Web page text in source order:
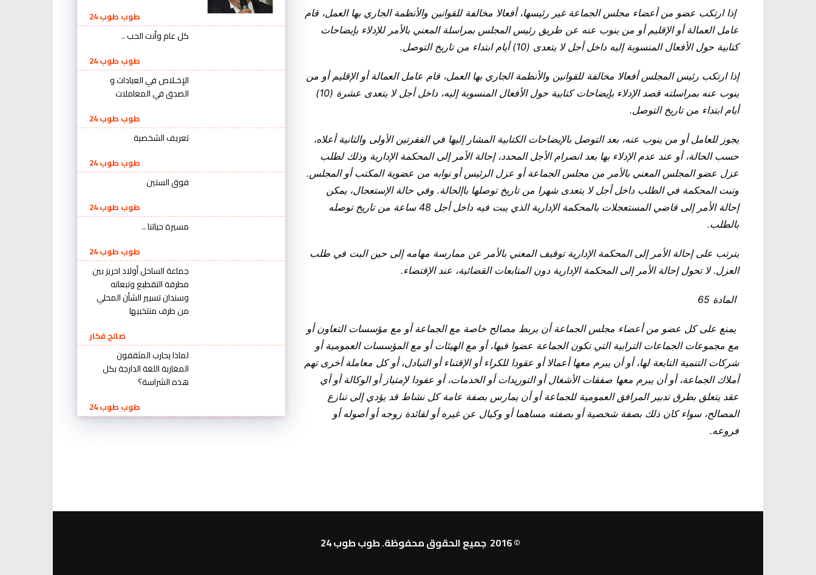
إذا ارتكب عضو من أعضاء مجلس الجماعة غير رئيسها، أفعالا مخالفة للقوانين والأنظمة الجاري بها العمل، قام
عامل العمالة أو الإقليم أو من ينوب عنه عن طريق رئيس المجلس بمراسلة المعني بالأمر للإدلاء بإيضاحات
كتابية حول الأفعال المنسوبة إليه داخل أجل لا يتعدى (10) أيام ابتداء من تاريخ التوصل
.
إذا ارتكب رئيس المجلس أفعالا مخالفة للقوانين والأنظمة الجاري بها العمل، قام عامل العمالة أو الإقليم أو من
ينوب عنه بمراسلته قصد الإدلاء بإيضاحات كتابية حول الأفعال المنسوبة إليه، داخل أجل لا يتعدى عشرة (10)
أيام ابتداء من تاريخ التوصل.
يجوز للعامل أو من ينوب عنه، بعد التوصل بالإيضاحات الكتابية المشار إليها في الفقرتين الأولى والثانية أعلاه،
حسب الحالة، أو عند عدم الإدلاء بها بعد انصرام الأجل المحدد، إحالة الأمر إلى المحكمة الإدارية وذلك لطلب
عزل عضو المجلس المعني بالأمر من مجلس الجماعة أو عزل الرئيس أو نوابه من عضوية المكتب أو المجلس.
وتبت المحكمة في الطلب داخل أجل لا يتعدى شهرا من تاريخ توصلها باإلحالة. وفي حالة الإستعجال، يمكن
إحالة الأمر إلى قاضي المستعجلات بالمحكمة الإدارية الذي يبت فيه داخل أجل 48 ساعة من تاريخ توصله
بالطلب.
يترتب على إحالة الأمر إلى المحكمة الإدارية توقيف المعني بالأمر عن ممارسة مهامه إلى حين البت في طلب
العزل. لا تحول إحالة الأمر إلى المحكمة الإدارية دون المتابعات القضائية، عند الإقتضاء.
المادة 65
يمنع على كل عضو من أعضاء مجلس الجماعة أن يربط مصالح خاصة مع الجماعة أو مع مؤسسات التعاون أو
مع مجموعات الجماعات الترابية التي تكون الجماعة عضوا فيها، أو مع الهيئات أو مع المؤسسات العمومية أو
شركات التنمية التابعة لها، أو أن يبرم معها أعمالا أو عقودا للكراء أو الإقتناء أو التبادل، أو كل معاملة أخرى تهم
أملاك الجماعة، أو أن يبرم معها صفقات الأشغال أو التوريدات أو الخدمات، أو عقودا لإمتياز أو الوكالة أو أي
عقد يتعلق بطرق تدبير المرافق العمومية للجماعة أو أن يمارس بصفة عامة كل نشاط قد يؤدي إلى تنازع
المصالح، سواء كان ذلك بصفة شخصية أو بصفته مساهما أو وكيال عن غيره أو لفائدة زوجه أو أصوله أو
فروعه.
طوب طوب 24
كل عام وأنت الحب ..
طوب طوب 24
الإخـلاص في العبادات و
الصدق في المعاملات
طوب طوب 24
تعريف الشخصية
طوب طوب 24
فوق الستين
طوب طوب 24
مسيرة حياتنا ..
طوب طوب 24
جماعة الساحل أولاد احريز بين
مطرقة التقطيع وتبعاته
وسندان تسيير الشأن المحلي
من طرف منتخبيها
صالح فكار
لماذا يحارب المثقفون
المغاربة اللغة الدارجة بكل
هذه الشراسة؟
طوب طوب 24
© 2016 جميع الحقوق محفوظة. طوب طوب 24